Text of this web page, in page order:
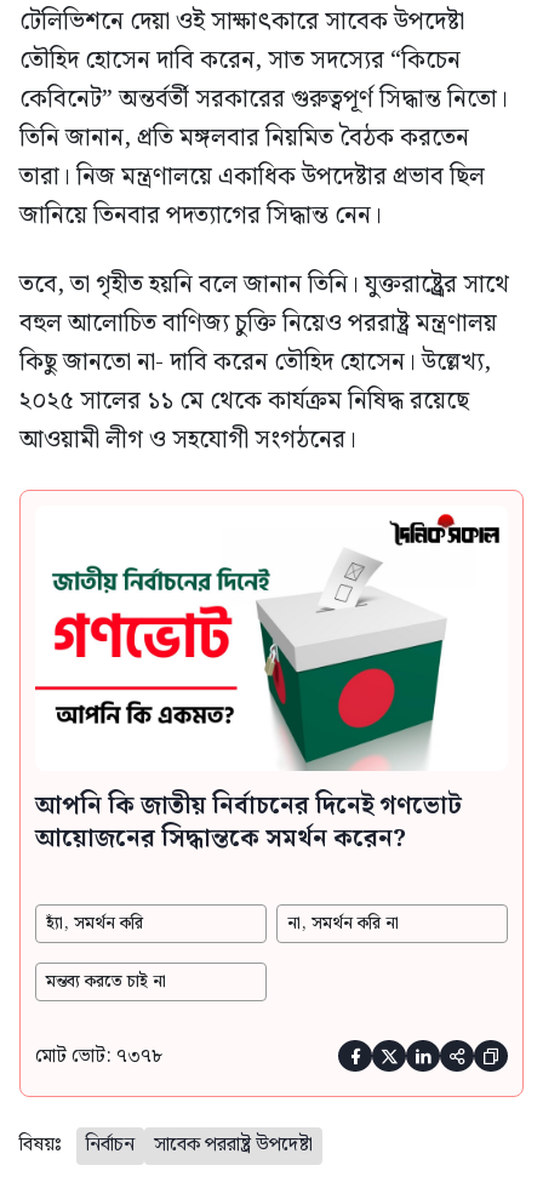
টেলিভিশনে দেয়া ওই সাক্ষাৎকারে সাবেক উপদেষ্টা
তৌহিদ হোসেন দাবি করেন, সাত সদস্যের “কিচেন
কেবিনেট” অন্তর্বর্তী সরকারের গুরুত্বপূর্ণ সিদ্ধান্ত নিতো।
তিনি জানান, প্রতি মঙ্গলবার নিয়মিত বৈঠক করতেন
তারা। নিজ মন্ত্রণালয়ে একাধিক উপদেষ্টার প্রভাব ছিল
জানিয়ে তিনবার পদত্যাগের সিদ্ধান্ত নেন।
তবে, তা গৃহীত হয়নি বলে জানান তিনি। যুক্তরাষ্ট্র্রের সাথে
বহুল আলোচিত বাণিজ্য চুক্তি নিয়েও পররাষ্ট্র মন্ত্রণালয়
কিছু জানতো না- দাবি করেন তৌহিদ হোসেন। উল্লেখ্য,
২০২৫ সালের ১১ মে থেকে কার্যক্রম নিষিদ্ধ রয়েছে
আওয়ামী লীগ ও সহযোগী সংগঠনের।
আপনি কি জাতীয় নির্বাচনের দিনেই গণভোট
আয়োজনের সিদ্ধান্তকে সমর্থন করেন?
হ্যাঁ, সমর্থন করি না, সমর্থন করি না
মন্তব্য করতে চাই না
মোট ভোট: ৭৩৭৮     
বিষয়ঃ নির্বাচন সাবেক পররাষ্ট্র উপদেষ্টা